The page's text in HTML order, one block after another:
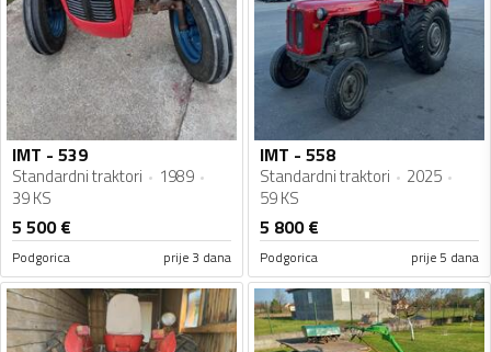
IMT - 539
Standardni traktori
1989
39 KS
5 500€
Podgorica prije 3 dana
IMT - 558
Standardni traktori
2025
59 KS
5 800€
Podgorica prije 5 dana